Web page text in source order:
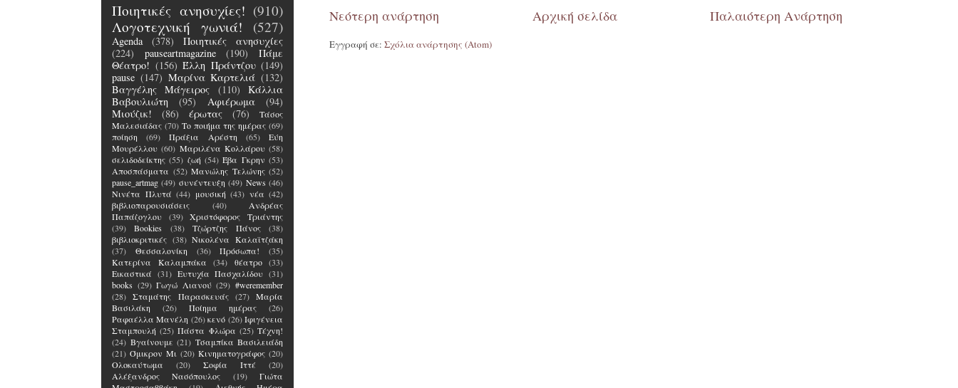
Νεότερη ανάρτηση Παλαιότερη Ανάρτηση
Αρχική σελίδα
Εγγραφή σε: Σχόλια ανάρτησης (Atom)
Ποιητικές ανησυχίες! (910)
Λογοτεχνική γωνιά!
(527)
Agenda (378)
Ποιητικές ανησυχίες
(224)
pauseartmagazine (190)
Πάμε
Θέατρο! (156) Έλλη Πράντζου (149)
pause (147) Μαρίνα Καρτελιά (132)
Βαγγέλης Μάγειρος
(110)
Κάλλια
Βαβουλιώτη
(95) Αφιέρωμα
(94)
Μιούζικ!
(86) έρωτας (76)
Τάσος
Μαλεσιάδας (70) Το ποιήμα της ημέρας (69)
ποίηση
(69) Πράξια Αρέστη (65)
Εύη
Μουρέλλου (60) Μαριλένα Κολλάρου (58)
σελιδοδείκτης (55) ζωή (54) Έβα Γκρην (53)
Αποσπάσματα (52) Μανώλης Τελώνης (52)
pause_artmag (49) συνέντευξη (49) News (46)
Νινέτα Πλυτά (44) μουσική (43) νέα (42)
βιβλιοπαρουσιάσεις
(40)
Ανδρέας
Παπάζογλου
(39)
Χριστόφορος Τριάντης
(39)
Bookies (38) Τζώρτζης Πάνος
(38)
βιβλιοκριτικές (38) Νικολένα Καλαϊτζάκη
(37)
Θεσσαλονίκη (36) Πρόσωπα!
(35)
Κατερίνα Καλαμπάκα
(34) θέατρο (33)
Εικαστικά (31) Ευτυχία Πασχαλίδου (31)
books (29) Γωγώ Λιανού (29) #weremember
(28) Σταμάτης Παρασκευάς (27) Μαρία
Βασιλάκη
(26) Ποίημα ημέρας
(26)
Ραφαέλλα Μανέλη (26) κενό (26) Ιφιγένεια
Σταμπουλή (25) Πάστα Φλώρα (25) Τέχνη!
(24) Βγαίνουμε (21) Τσαμπίκα Βασιλειάδη
(21) Όμικρον Μι (20) Κινηματογράφος (20)
Ολοκαύτωμα
(20) Σοφία Ιττέ
(20)
Αλέξανδρος Νασόπουλος
(19)
Γιώτα